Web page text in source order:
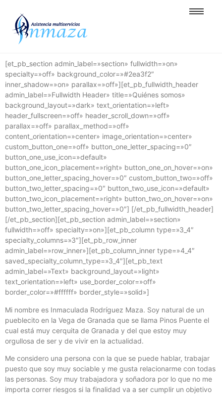
[et_pb_section admin_label=»section» fullwidth=»on»
specialty=»off» background_color=»#2ea3f2″
inner_shadow=»on» parallax=»off»][et_pb_fullwidth_header
admin_label=»Fullwidth Header» title=»Quiénes somos»
background_layout=»dark» text_orientation=»left»
header_fullscreen=»off» header_scroll_down=»off»
parallax=»off» parallax_method=»off»
content_orientation=»center» image_orientation=»center»
custom_button_one=»off» button_one_letter_spacing=»0″
button_one_use_icon=»default»
button_one_icon_placement=»right» button_one_on_hover=»on»
button_one_letter_spacing_hover=»0″ custom_button_two=»off»
button_two_letter_spacing=»0″ button_two_use_icon=»default»
button_two_icon_placement=»right» button_two_on_hover=»on»
button_two_letter_spacing_hover=»0″] [/et_pb_fullwidth_header]
[/et_pb_section][et_pb_section admin_label=»section»
fullwidth=»off» specialty=»on»][et_pb_column type=»3_4″
specialty_columns=»3″][et_pb_row_inner
admin_label=»row_inner»][et_pb_column_inner type=»4_4″
saved_specialty_column_type=»3_4″][et_pb_text
admin_label=»Text» background_layout=»light»
text_orientation=»left» use_border_color=»off»
border_color=»#ffffff» border_style=»solid»]
Mi nombre es Inmaculada Rodríguez Maza. Soy natural de un
pueblecito en la Vega de Granada que se llama Pinos Puente el
cual está muy cerquita de Granada y del que estoy muy
orgullosa de ser y de vivir en la actualidad.
Me considero una persona con la que se puede hablar, trabajar
puesto que soy muy sociable y me gusta relacionarme con todas
las personas. Soy muy trabajadora y soñadora por lo que no me
importa correr riesgos si la finalidad va a ser cumplir un objetivo